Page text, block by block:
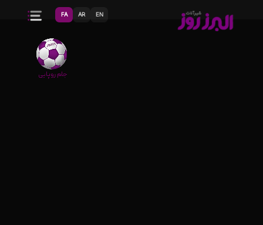
FA AR EN